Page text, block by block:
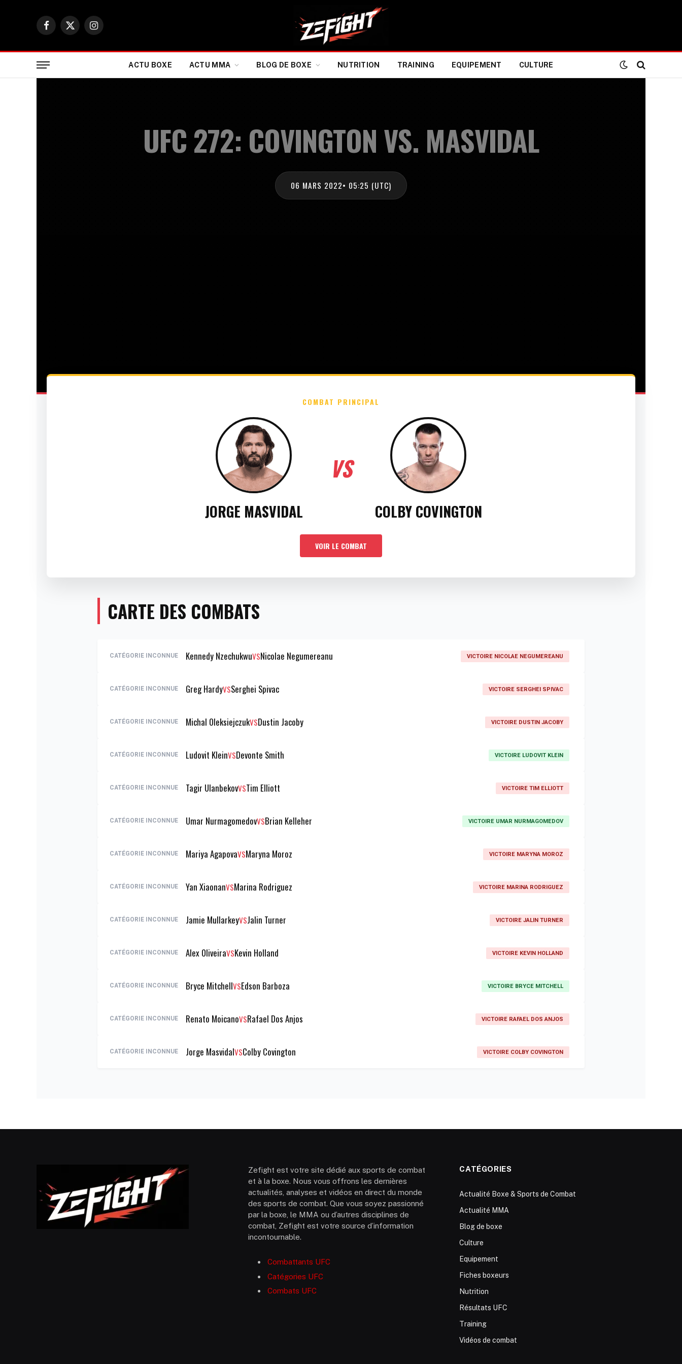
Facebook
X
Instagram
ACTU BOXE ACTU MMA BLOG DE BOXE NUTRITION TRAINING EQUIPEMENT CULTURE
UFC 272: COVINGTON VS. MASVIDAL
06 MARS 2022• 05:25 (UTC)
COMBAT PRINCIPAL
JORGE MASVIDAL
VS
COLBY COVINGTON
VOIR LE COMBAT
CARTE DES COMBATS
CATÉGORIE INCONNUE Kennedy NzechukwuVSNicolae Negumereanu VICTOIRE NICOLAE NEGUMEREANU
CATÉGORIE INCONNUE Greg HardyVSSerghei Spivac VICTOIRE SERGHEI SPIVAC
CATÉGORIE INCONNUE Michal OleksiejczukVSDustin Jacoby VICTOIRE DUSTIN JACOBY
CATÉGORIE INCONNUE Ludovit KleinVSDevonte Smith VICTOIRE LUDOVIT KLEIN
CATÉGORIE INCONNUE Tagir UlanbekovVSTim Elliott VICTOIRE TIM ELLIOTT
CATÉGORIE INCONNUE Umar NurmagomedovVSBrian Kelleher VICTOIRE UMAR NURMAGOMEDOV
CATÉGORIE INCONNUE Mariya AgapovaVSMaryna Moroz VICTOIRE MARYNA MOROZ
CATÉGORIE INCONNUE Yan XiaonanVSMarina Rodriguez VICTOIRE MARINA RODRIGUEZ
CATÉGORIE INCONNUE Jamie MullarkeyVSJalin Turner VICTOIRE JALIN TURNER
CATÉGORIE INCONNUE Alex OliveiraVSKevin Holland VICTOIRE KEVIN HOLLAND
CATÉGORIE INCONNUE Bryce MitchellVSEdson Barboza VICTOIRE BRYCE MITCHELL
CATÉGORIE INCONNUE Renato MoicanoVSRafael Dos Anjos VICTOIRE RAFAEL DOS ANJOS
CATÉGORIE INCONNUE Jorge MasvidalVSColby Covington VICTOIRE COLBY COVINGTON
Zefight est votre site dédié aux sports de combat
et à la boxe. Nous vous offrons les dernières
actualités, analyses et vidéos en direct du monde
des sports de combat. Que vous soyez passionné
par la boxe, le MMA ou d’autres disciplines de
combat, Zefight est votre source d’information
incontournable.
Combattants UFC
Catégories UFC
Combats UFC
CATÉGORIES
Actualité Boxe & Sports de Combat
Actualité MMA
Blog de boxe
Culture
Equipement
Fiches boxeurs
Nutrition
Résultats UFC
Training
Vidéos de combat